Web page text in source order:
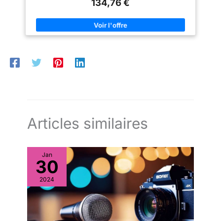
face (KPOP MARKET Store Gift) Article 100 % original. Le
134,76 €
Articles similaires
Jan
30
2024